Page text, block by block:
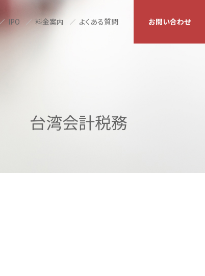
IPO 料金案内 よくある質問 お問い合わせ
台湾会計税務